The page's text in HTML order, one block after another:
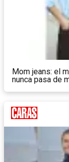
Mom jeans: el
nunca pasa de